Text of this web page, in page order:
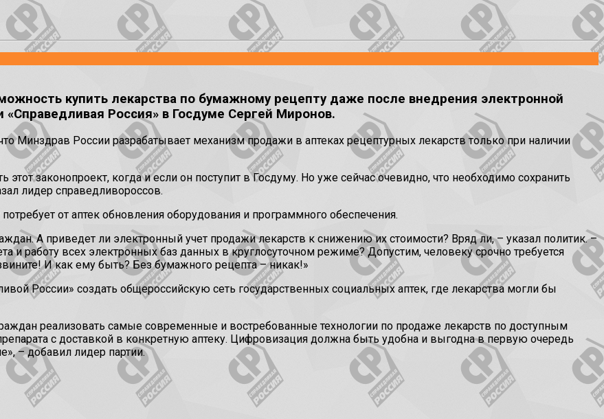
купить лекарства по бумажному рецепту даже после внедрения электронной
Россия» в Госдуме Сергей Миронов.
Минздрав России разрабатывает механизм продажи в аптеках рецептурных лекарств только при наличии
законопроект, когда и если он поступит в Госдуму. Но уже сейчас очевидно, что необходимо сохранить
лидер справедливороссов.
от аптек обновления оборудования и программного обеспечения.
А приведет ли электронный учет продажи лекарств к снижению их стоимости? Вряд ли, – указал политик. –
и работу всех электронных баз данных в круглосуточном режиме? Допустим, человеку срочно требуется
И как ему быть? Без бумажного рецепта – никак!»
России» создать общероссийскую сеть государственных социальных аптек, где лекарства могли бы
реализовать самые современные и востребованные технологии по продаже лекарств по доступным
с доставкой в конкретную аптеку. Цифровизация должна быть удобна и выгодна в первую очередь
– добавил лидер партии.